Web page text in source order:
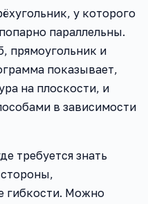
у которого
параллельны.
прямоугольник и
показывает,
на плоскости, и
в зависимости
требуется знать
гибкости. Можно